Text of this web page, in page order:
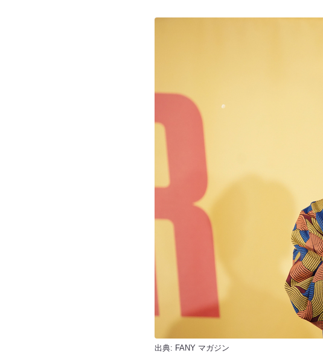
出典: FANY マガジン